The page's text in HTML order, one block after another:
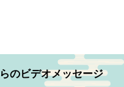
のビデオメッセージ